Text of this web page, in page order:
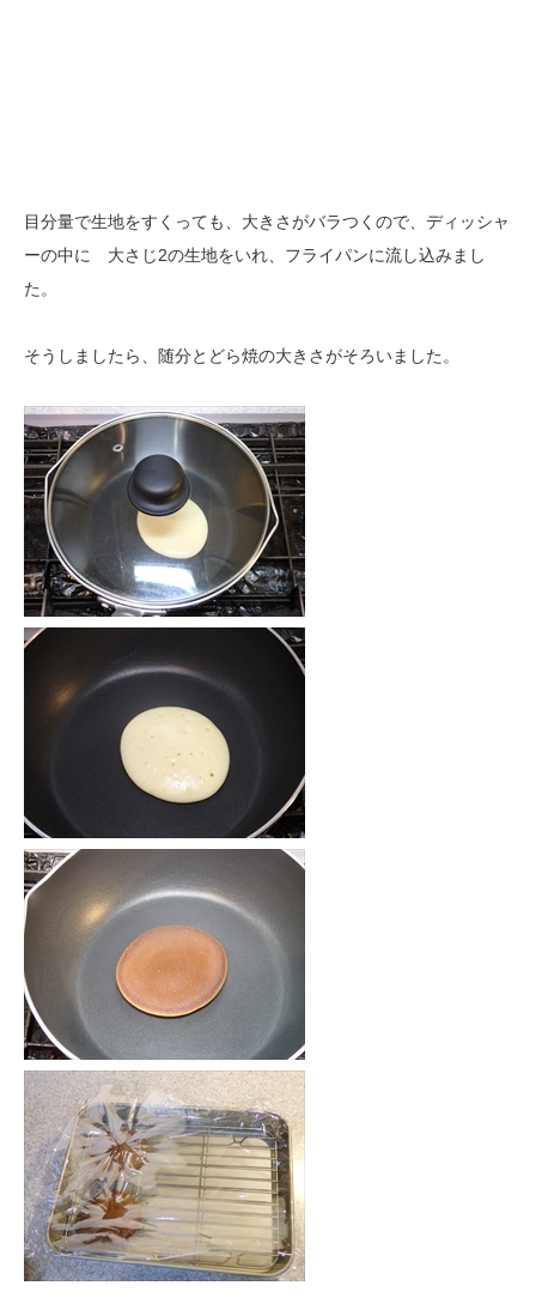
目分量で生地をすくっても、大きさがバラつくので、ディッシャ
ーの中に 大さじ2の生地をいれ、フライパンに流し込みまし
た。
そうしましたら、随分とどら焼の大きさがそろいました。